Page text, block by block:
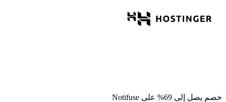
خصم يصل إلى 69% على Notifuse